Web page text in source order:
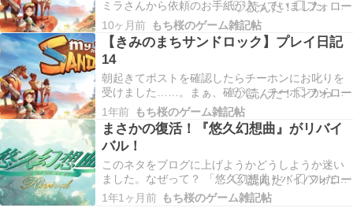
ミラさんから依頼のお手紙が入っていました。芳
香サッチェル……？ 香り袋のことかな？レシピは
ギルドで売っているらしいので、さっそく買いに
行きましょう。それと、材料はテーラーメイドで
売っているので、こちらも買い出し。あとは仕立
て機に材料を…
10ヶ月前 もち桜のゲーム雑記帖
【きみのまちサンドロック】プレイ日記
14
朝起きてポストを確認したらチーホンにお叱りを
受けました……。まぁ、確かに、チーホンからの
依頼が若干滞ってるけれども。でも皆さんにはお
世話になってるし、これもビルダーの立派な仕事
だと思います。チーホンも主人公のためを思って
言ってくれてるんでしょうし。なにはともあれ、
仕分けマシンの…
1年前 もち桜のゲーム雑記帖
まさかの復活！『悠久幻想曲』がリバイ
バル！
このネタをブログに上げようかどうしようか迷い
ました。なぜって？ 「悠久幻想曲リバイバルだ！
やったー！」と喜んだら、歳 が バ レ る か ら。
とは言え、やっぱり嬉しいから反応せずにはいら
1年1ヶ月前 もち桜のゲーム雑記帖